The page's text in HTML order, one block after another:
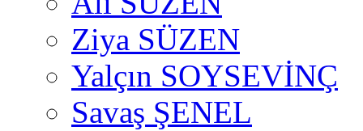
Ziya SÜZEN
Yalçın SOYSEVİNÇ
Savaş ŞENEL